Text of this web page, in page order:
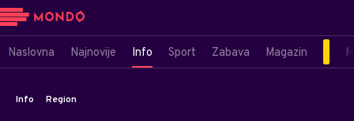
Naslovna Najnovije Info Sport Zabava Magazin
Info Region